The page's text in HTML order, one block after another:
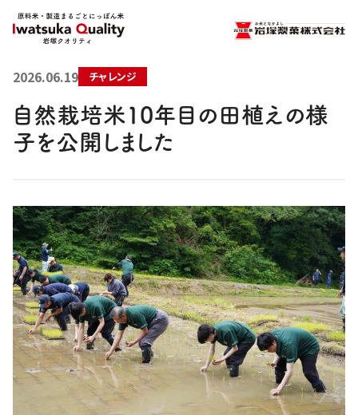
2026.06.19 チャレンジ
自然栽培米10年目の田植えの様
子を公開しました